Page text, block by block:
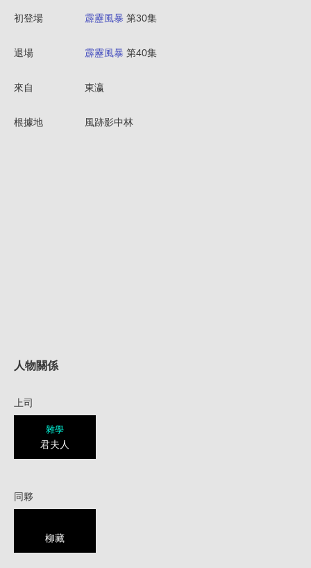
初登場 霹靂風暴 第30集
退場 霹靂風暴 第40集
來自 東瀛
根據地 風跡影中林
人物關係
上司
雜學
君夫人
同夥
柳藏